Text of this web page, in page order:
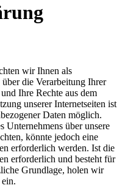
wir Ihnen als
die Verarbeitung Ihrer
Ihre Rechte aus dem
unserer Internetseiten ist
Daten möglich.
Unternehmens über unsere
könnte jedoch eine
erforderlich werden. Ist die
erforderlich und besteht für
Grundlage, holen wir